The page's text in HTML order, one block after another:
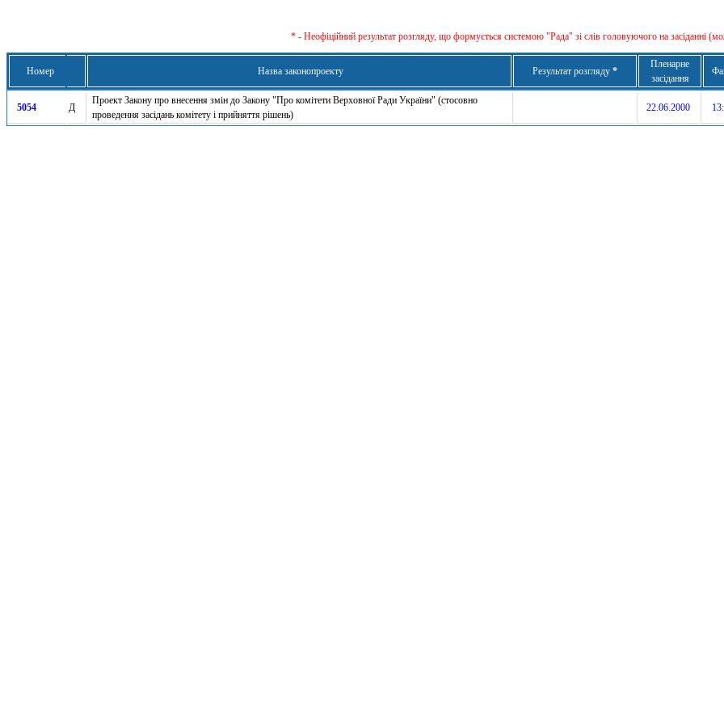
* - Неофіційний результат розгляду, що формується сиcтемою "Рада" зі слів головуючого на засіданні
Номер Назва законопроекту Результат розгляду *
Пленарне
засідання
5054 Д
Проект Закону про внесення змін до Закону "Про комітети Верховної Ради України" (стосовно
проведення засідань комітету і прийняття рішень)
22.06.2000